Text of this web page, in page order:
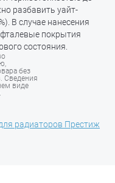
разбавить уайт-
В случае нанесения
покрытия
состояния.
без
Сведения
виде
радиаторов Престиж